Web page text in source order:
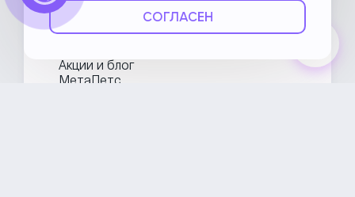
О НьюВетТех
Направления
Услуги
Акции и блог
МетаПетс
СОГЛАСЕН